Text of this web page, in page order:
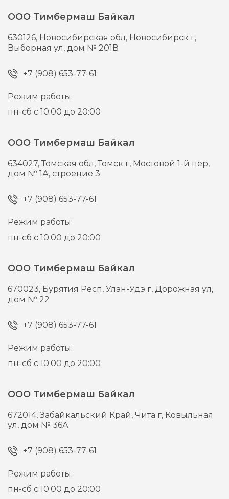
ООО Тимбермаш Байкал
630126, Новосибирская обл, Новосибирск г,
Выборная ул, дом № 201В
+7 (908) 653-77-61
Режим работы:
пн-сб с 10:00 до 20:00
ООО Тимбермаш Байкал
634027,Томская обл, Томск г, Мостовой 1-й пер,
дом № 1А, строение 3
+7 (908) 653-77-61
Режим работы:
пн-сб с 10:00 до 20:00
ООО Тимбермаш Байкал
670023, Бурятия Респ, Улан-Удэ г,Дорожная ул,
дом № 22
+7 (908) 653-77-61
Режим работы:
пн-сб с 10:00 до 20:00
ООО Тимбермаш Байкал
672014,Забайкальский Край, Чита г, Ковыльная
ул, дом № 36А
+7 (908) 653-77-61
Режим работы:
пн-сб с 10:00 до 20:00